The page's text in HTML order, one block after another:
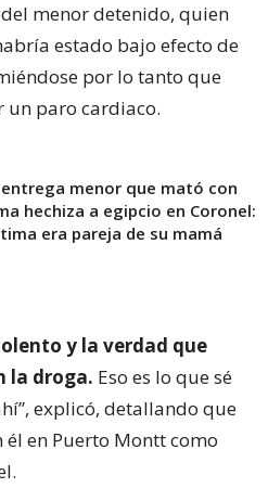
menor detenido, quien
estado bajo efecto de
por lo tanto que
paro cardiaco.
entrega menor que mató con
hechiza a egipcio en Coronel:
era pareja de su mamá
y la verdad que
la droga. Eso es lo que sé
explicó, detallando que
en Puerto Montt como